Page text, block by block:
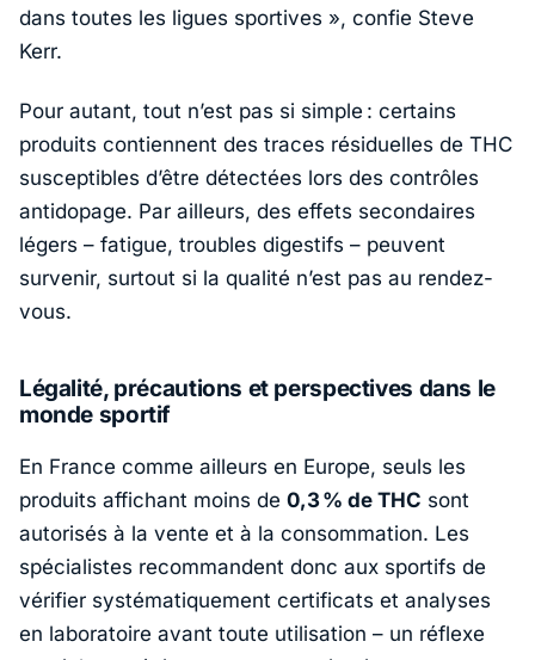
dans toutes les ligues sportives », confie Steve
Kerr.
Pour autant, tout n’est pas si simple : certains
produits contiennent des traces résiduelles de THC
susceptibles d’être détectées lors des contrôles
antidopage. Par ailleurs, des effets secondaires
légers – fatigue, troubles digestifs – peuvent
survenir, surtout si la qualité n’est pas au rendez-
vous.
Légalité, précautions et perspectives dans le
monde sportif
En France comme ailleurs en Europe, seuls les
produits affichant moins de 0,3 % de THC sont
autorisés à la vente et à la consommation. Les
spécialistes recommandent donc aux sportifs de
vérifier systématiquement certificats et analyses
en laboratoire avant toute utilisation – un réflexe